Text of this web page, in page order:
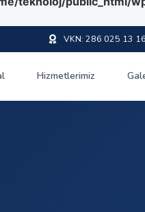
VKN: 286 025 13 16
Hizmetlerimiz